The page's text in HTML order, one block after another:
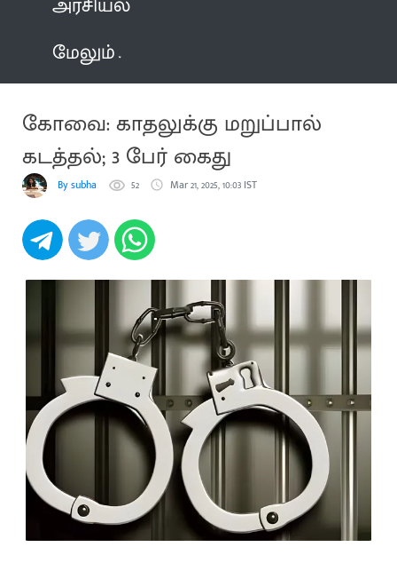
மேலும்
கோவை: காதலுக்கு மறுப்பால்
கடத்தல்; 3 பேர் கைது
By subha 52 Mar 21, 2025, 10:03 IST